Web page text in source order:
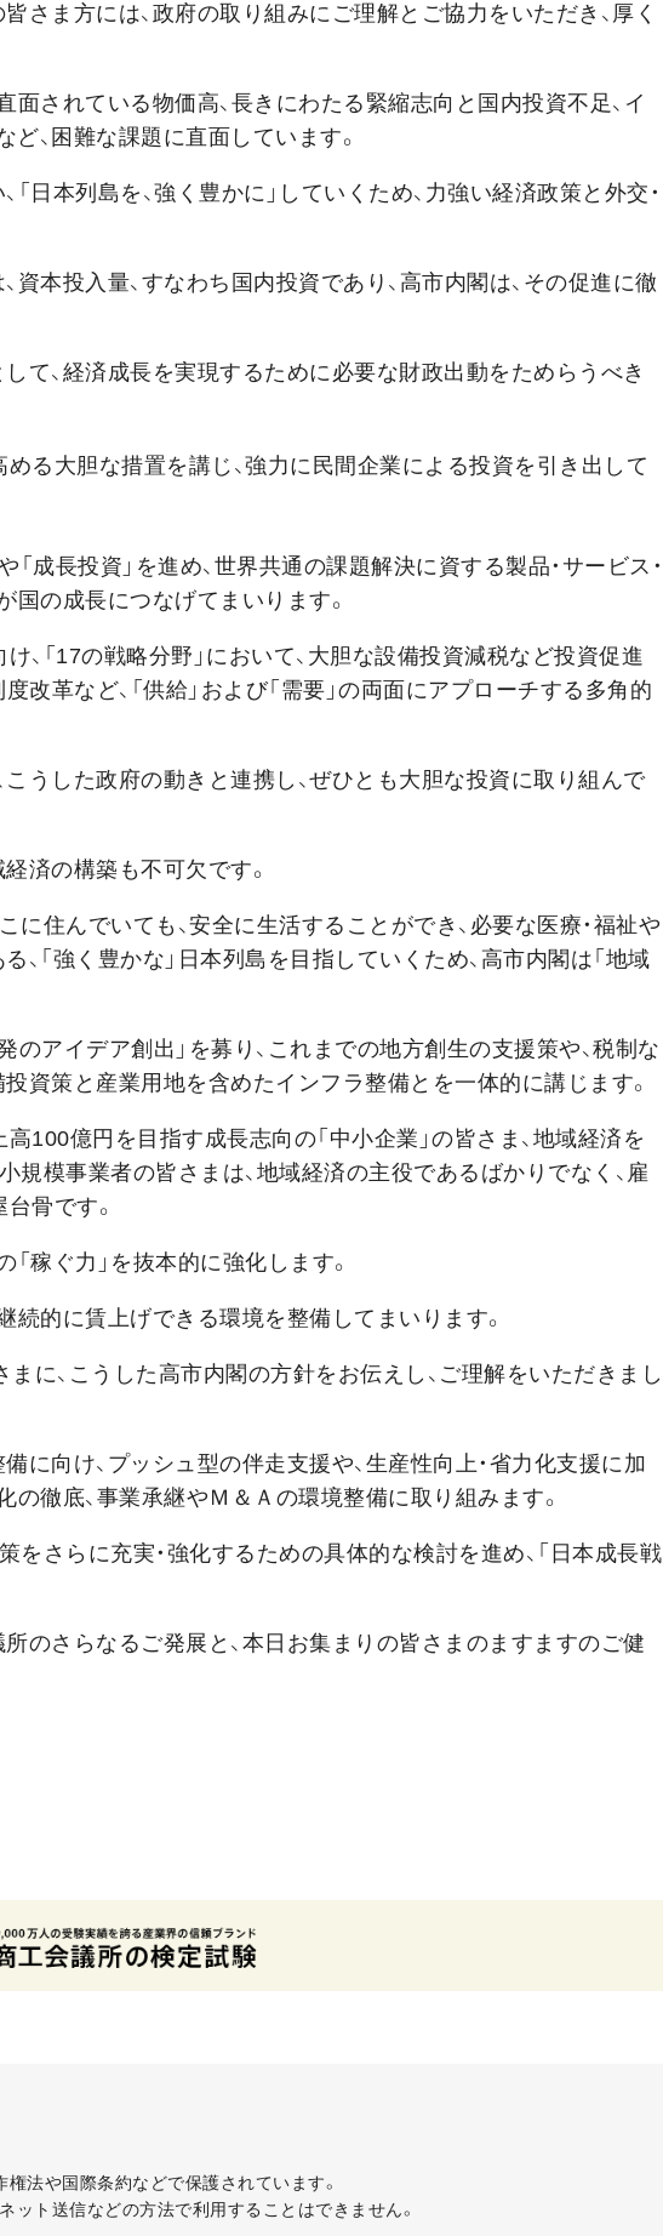
さま方には、政府の取り組みにご理解とご協力をいただき、厚く
面されている物価高、長きにわたる緊縮志向と国内投資不足、イ
、困難な課題に直面しています。
日本列島を、強く豊かに」していくため、力強い経済政策と外交・
資本投入量、すなわち国内投資であり、高市内閣は、その促進に徹
て、経済成長を実現するために必要な財政出動をためらうべき
める大胆な措置を講じ、強力に民間企業による投資を引き出して
成長投資」を進め、世界共通の課題解決に資する製品・サービス・
国の成長につなげてまいります。
、「17の戦略分野」において、大胆な設備投資減税など投資促進
改革など、「供給」および「需要」の両面にアプローチする多角的
うした政府の動きと連携し、ぜひとも大胆な投資に取り組んで
済の構築も不可欠です。
に住んでいても、安全に生活することができ、必要な医療・福祉や
「強く豊かな」日本列島を目指していくため、高市内閣は「地域
のアイデア創出」を募り、これまでの地方創生の支援策や、税制な
資策と産業用地を含めたインフラ整備とを一体的に講じます。
100億円を目指す成長志向の「中小企業」の皆さま、地域経済を
規模事業者の皆さまは、地域経済の主役であるばかりでなく、雇
骨です。
稼ぐ力」を抜本的に強化します。
続的に賃上げできる環境を整備してまいります。
まに、こうした高市内閣の方針をお伝えし、ご理解をいただきまし
に向け、プッシュ型の伴走支援や、生産性向上・省力化支援に加
の徹底、事業承継やＭ＆Ａの環境整備に取り組みます。
をさらに充実・強化するための具体的な検討を進め、「日本成長戦
のさらなるご発展と、本日お集まりの皆さまのますますのご健
法や国際条約などで保護されています。
ット送信などの方法で利用することはできません。